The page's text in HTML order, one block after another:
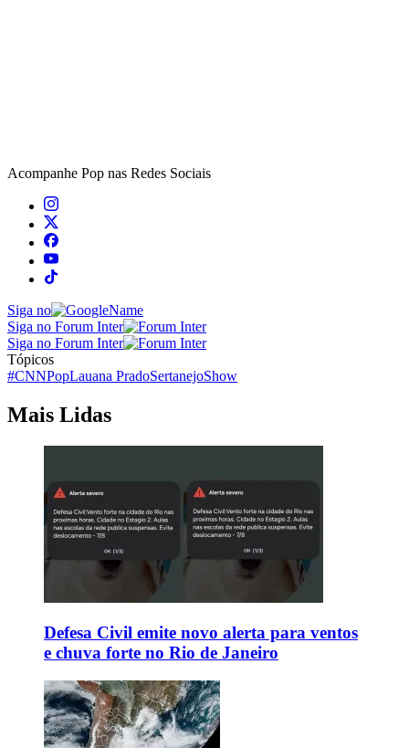
Acompanhe Pop nas Redes Sociais
Siga no
Siga no Forum Inter
Siga no Forum Inter
Tópicos
#CNNPopLauana PradoSertanejoShow
Mais Lidas
Defesa Civil emite novo alerta para ventos
e chuva forte no Rio de Janeiro